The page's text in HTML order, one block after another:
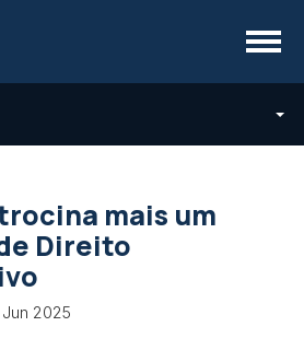
Menu
mais um
Direito
Jun 2025